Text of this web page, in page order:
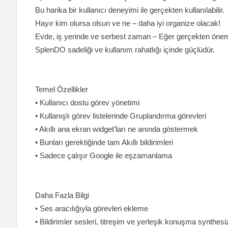
Bu harika bir kullanıcı deneyimi ile gerçekten kullanılabilir.
Hayır kim olursa olsun ve ne – daha iyi organize olacak!
Evde, iş yerinde ve serbest zaman – Eğer gerçekten
SplenDO sadeliği ve kullanım rahatlığı içinde güçlüdür.
Temel Özellikler
• Kullanıcı dostu görev yönetimi
• Kullanışlı görev listelerinde Gruplandırma görevleri
• Akıllı ana ekran widget’ları ne anında göstermek
• Bunları gerektiğinde tam Akıllı bildirimleri
• Sadece çalışır Google ile eşzamanlama
Daha Fazla Bilgi
• Ses aracılığıyla görevleri ekleme
• Bildirimler sesleri, titreşim ve yerleşik konuşma